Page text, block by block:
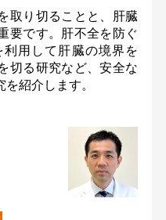
取り切ることと、肝臓
要です。肝不全を防ぐ
用して肝臓の境界を
切る研究など、安全な
紹介します。